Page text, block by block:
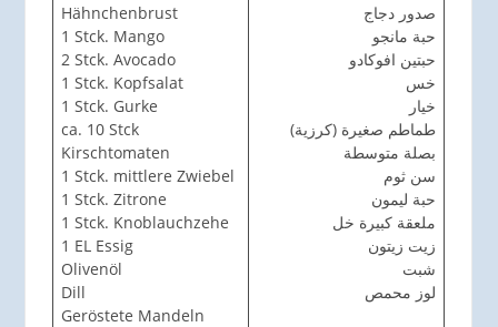
Hähnchenbrust
1 Stck. Mango
2 Stck. Avocado
1 Stck. Kopfsalat
1 Stck. Gurke
ca. 10 Stck
Kirschtomaten
1 Stck. mittlere Zwiebel
1 Stck. Zitrone
1 Stck. Knoblauchzehe
1 EL Essig
Olivenöl
Dill
Geröstete Mandeln
صدور دجاج
حبة مانجو
حبتين افوكادو
خس
خيار
طماطم صغيرة (كرزية)
بصلة متوسطة
سن ثوم
حبة ليمون
ملعقة كبيرة خل
زيت زيتون
شبت
لوز محمص